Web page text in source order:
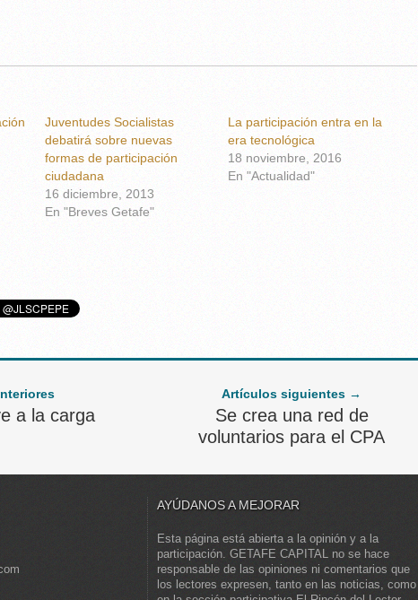
Juventudes Socialistas
debatirá sobre nuevas
formas de participación
ciudadana
16 diciembre, 2013
En "Breves Getafe"
La participación entra en la
era tecnológica
18 noviembre, 2016
En "Actualidad"
a la carga
Artículos siguientes →
Se crea una red de
voluntarios para el CPA
AYÚDANOS A MEJORAR
Esta página está abierta a la opinión y a la
participación. GETAFE CAPITAL no se hace
responsable de las opiniones ni comentarios que
los lectores expresen, tanto en las noticias, como